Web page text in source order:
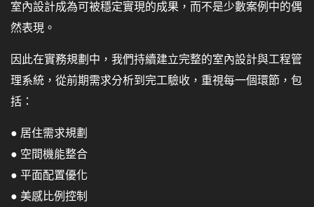
室內設計成為可被穩定實現的成果，而不是少數案例中的偶
然表現。
因此在實務規劃中，我們持續建立完整的室內設計與工程管
理系統，從前期需求分析到完工驗收，重視每一個環節，包
括：
● 居住需求規劃
● 空間機能整合
● 平面配置優化
● 美感比例控制